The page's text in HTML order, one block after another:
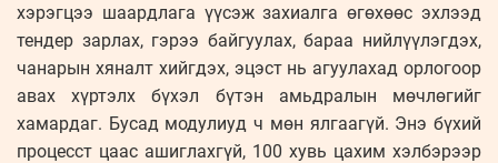
хэрэгцээ шаардлага үүсэж захиалга өгөхөөс эхлээд
тендер зарлах, гэрээ байгуулах, бараа нийлүүлэгдэх,
чанарын хяналт хийгдэх, эцэст нь агуулахад орлогоор
авах хүртэлх бүхэл бүтэн амьдралын мөчлөгийг
хамардаг. Бусад модулиуд ч мөн ялгаагүй. Энэ бүхий
процесст цаас ашиглахгүй, 100 хувь цахим хэлбэрээр